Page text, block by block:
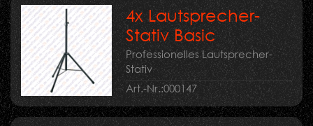
4x Lautsprecher-
Stativ Basic
Professionelles Lautsprecher-
Stativ
Art.-Nr.:000147